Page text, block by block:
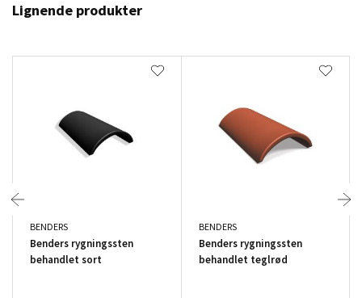
Lignende produkter
BENDERS
Benders rygningssten
behandlet sort
BENDERS
Benders rygningssten
behandlet teglrød